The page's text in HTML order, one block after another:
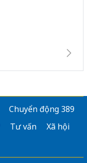
Chuyển động 389
Tư vấn
Xã hội